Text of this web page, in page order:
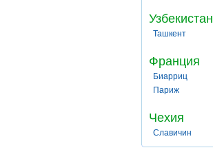
Узбекистан
Ташкент
Франция
Биарриц
Париж
Чехия
Славичин